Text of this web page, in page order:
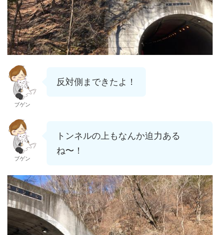
ブゲン
反対側まできたよ！
ブゲン
トンネルの上もなんか迫力ある
ね〜！